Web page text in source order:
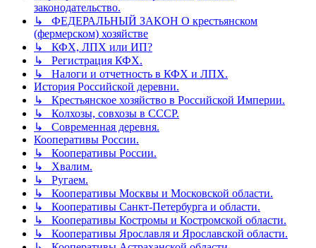
законодательство.
↳ ФЕДЕРАЛЬНЫЙ ЗАКОН О крестьянском
(фермерском) хозяйстве
↳ КФХ, ЛПХ или ИП?
↳ Регистрация КФХ.
↳ Налоги и отчетность в КФХ и ЛПХ.
История Российской деревни.
↳ Крестьянское хозяйство в Российской Империи.
↳ Колхозы, совхозы в СССР.
↳ Современная деревня.
Кооперативы России.
↳ Кооперативы России.
↳ Хвалим.
↳ Ругаем.
↳ Кооперативы Москвы и Московской области.
↳ Кооперативы Санкт-Петербурга и области.
↳ Кооперативы Костромы и Костромской области.
↳ Кооперативы Ярославля и Ярославской области.